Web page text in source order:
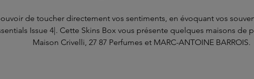
de toucher directement vos sentiments, en évoquant vos
Issue 4|. Cette Skins Box vous présente quelques maisons
Maison Crivelli, 27 87 Perfumes et MARC-ANTOINE BARROIS.